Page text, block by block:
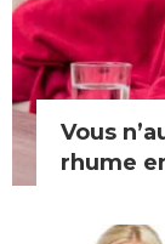
Vous
rhume